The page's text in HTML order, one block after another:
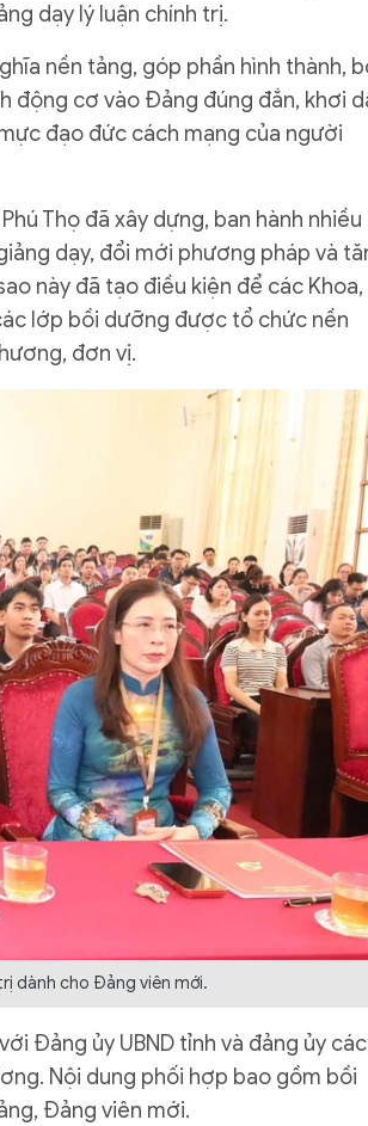
dạy lý luận chính trị.
nền tảng, góp phần hình thành,
động cơ vào Đảng đúng đắn, khơi
đạo đức cách mạng của người
Thọ đã xây dựng, ban hành nhiều
dạy, đổi mới phương pháp và
này đã tạo điều kiện để các Khoa,
lớp bồi dưỡng được tổ chức nền
đơn vị.
dành cho Đảng viên mới.
Đảng ủy UBND tỉnh và đảng ủy các
Nội dung phối hợp bao gồm bồi
Đảng viên mới.